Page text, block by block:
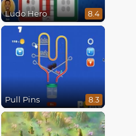
Ludo Hero 8.4
Pull Pins 8.3